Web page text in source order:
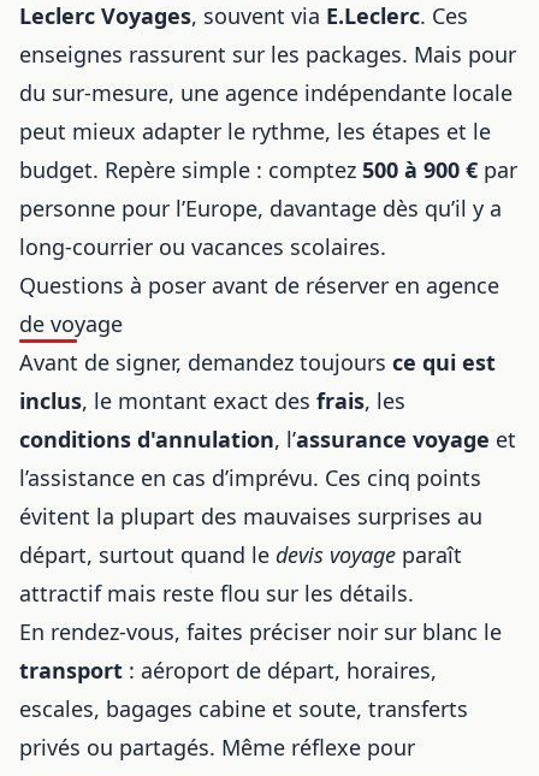
Leclerc Voyages, souvent via E.Leclerc. Ces
enseignes rassurent sur les packages. Mais pour
du sur-mesure, une agence indépendante locale
peut mieux adapter le rythme, les étapes et le
budget. Repère simple : comptez 500 à 900 € par
personne pour l’Europe, davantage dès qu’il y a
long-courrier ou vacances scolaires.
Questions à poser avant de réserver en agence
de voyage
Avant de signer, demandez toujours ce qui est
inclus, le montant exact des frais, les
conditions d'annulation, l’assurance voyage et
l’assistance en cas d’imprévu. Ces cinq points
évitent la plupart des mauvaises surprises au
départ, surtout quand le devis voyage paraît
attractif mais reste flou sur les détails.
En rendez-vous, faites préciser noir sur blanc le
transport : aéroport de départ, horaires,
escales, bagages cabine et soute, transferts
privés ou partagés. Même réflexe pour